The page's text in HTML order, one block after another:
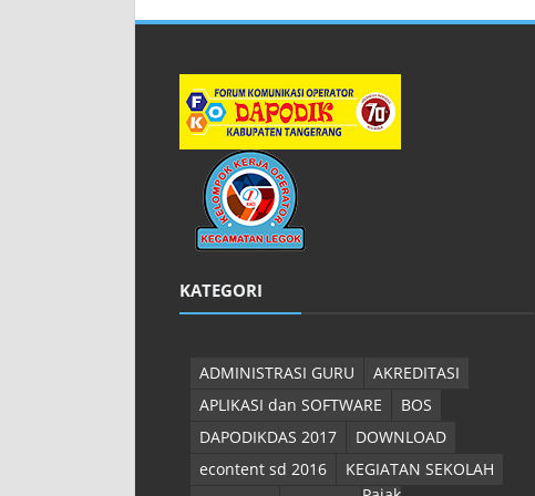
KATEGORI
ADMINISTRASI GURU
AKREDITASI
APLIKASI dan SOFTWARE
BOS
DAPODIKDAS 2017
DOWNLOAD
econtent sd 2016
KEGIATAN SEKOLAH